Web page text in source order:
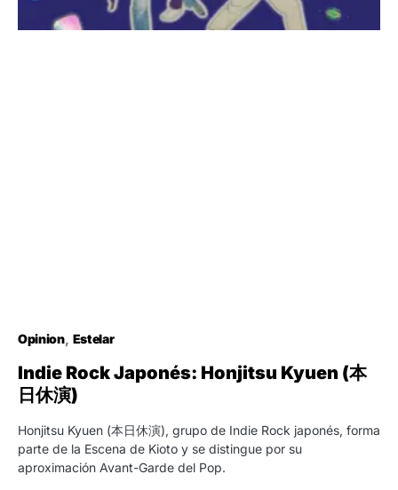
Opinion Estelar
Indie Rock Japonés: Honjitsu Kyuen (本
日休演)
Honjitsu Kyuen (本日休演), grupo de Indie Rock japonés, forma
parte de la Escena de Kioto y se distingue por su
aproximación Avant-Garde del Pop.